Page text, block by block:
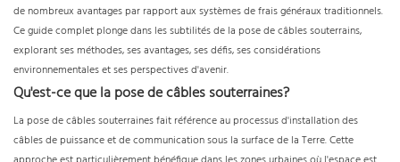
de nombreux avantages par rapport aux systèmes de frais généraux traditionnels.
Ce guide complet plonge dans les subtilités de la pose de câbles souterrains,
explorant ses méthodes, ses avantages, ses défis, ses considérations
environnementales et ses perspectives d'avenir.
Qu'est-ce que la pose de câbles souterraines?
La pose de câbles souterraines fait référence au processus d'installation des
câbles de puissance et de communication sous la surface de la Terre. Cette